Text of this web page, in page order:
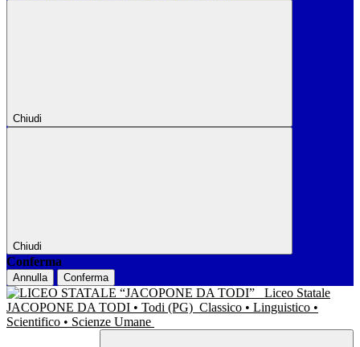
Chiudi
Chiudi
Conferma
Annulla Conferma
Liceo Statale
JACOPONE DA TODI • Todi (PG) Classico • Linguistico •
Scientifico • Scienze Umane